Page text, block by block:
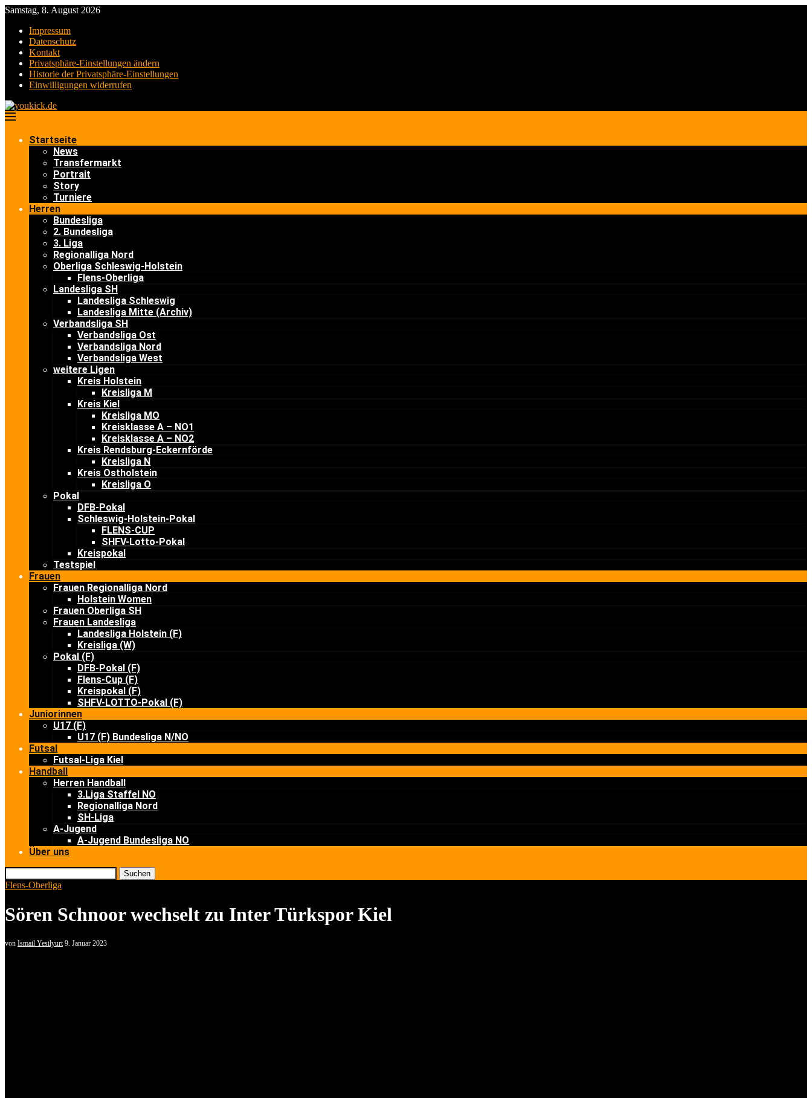
Samstag, 8. August 2026
Impressum
Datenschutz
Kontakt
Privatsphäre-Einstellungen ändern
Historie der Privatsphäre-Einstellungen
Einwilligungen widerrufen
Startseite
News
Transfermarkt
Portrait
Story
Turniere
Herren
Bundesliga
2. Bundesliga
3. Liga
Regionalliga Nord
Oberliga Schleswig-Holstein
Flens-Oberliga
Landesliga SH
Landesliga Schleswig
Landesliga Mitte (Archiv)
Verbandsliga SH
Verbandsliga Ost
Verbandsliga Nord
Verbandsliga West
weitere Ligen
Kreis Holstein
Kreisliga M
Kreis Kiel
Kreisliga MO
Kreisklasse A – NO1
Kreisklasse A – NO2
Kreis Rendsburg-Eckernförde
Kreisliga N
Kreis Ostholstein
Kreisliga O
Pokal
DFB-Pokal
Schleswig-Holstein-Pokal
FLENS-CUP
SHFV-Lotto-Pokal
Kreispokal
Testspiel
Frauen
Frauen Regionalliga Nord
Holstein Women
Frauen Oberliga SH
Frauen Landesliga
Landesliga Holstein (F)
Kreisliga (W)
Pokal (F)
DFB-Pokal (F)
Flens-Cup (F)
Kreispokal (F)
SHFV-LOTTO-Pokal (F)
Juniorinnen
U17 (F)
U17 (F) Bundesliga N/NO
Futsal
Futsal-Liga Kiel
Handball
Herren Handball
3.Liga Staffel NO
Regionalliga Nord
SH-Liga
A-Jugend
A-Jugend Bundesliga NO
Über uns
Suchen
Flens-Oberliga
Sören Schnoor wechselt zu Inter Türkspor Kiel
von Ismail Yesilyurt 9. Januar 2023